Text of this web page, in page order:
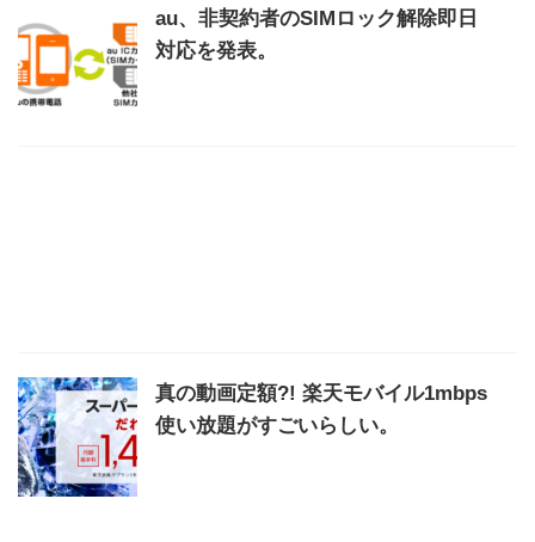
au、非契約者のSIMロック解除即日
対応を発表。
真の動画定額?! 楽天モバイル1mbps
使い放題がすごいらしい。